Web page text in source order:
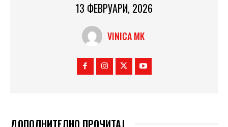
13 ФЕВРУАРИ, 2026
VINICA MK